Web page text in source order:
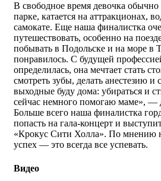
В свободное время девочка обычно
парке, катается на аттракционах,
самокате. Еще наша финалистка
путешествовать, особенно на
побывать в Подольске и на море в
понравилось. С будущей
определилась, она мечтает стать
смотреть зубы, делать анестезию
выходные буду дома: убираться и
сейчас немного помогаю маме», —
Больше всего наша финалистка
попасть на гала-концерт и
«Крокус Сити Холла». По мнению
успех — это всегда все успевать.
Видео